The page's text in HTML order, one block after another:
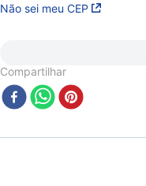
Não sei meu CEP
Compartilhar